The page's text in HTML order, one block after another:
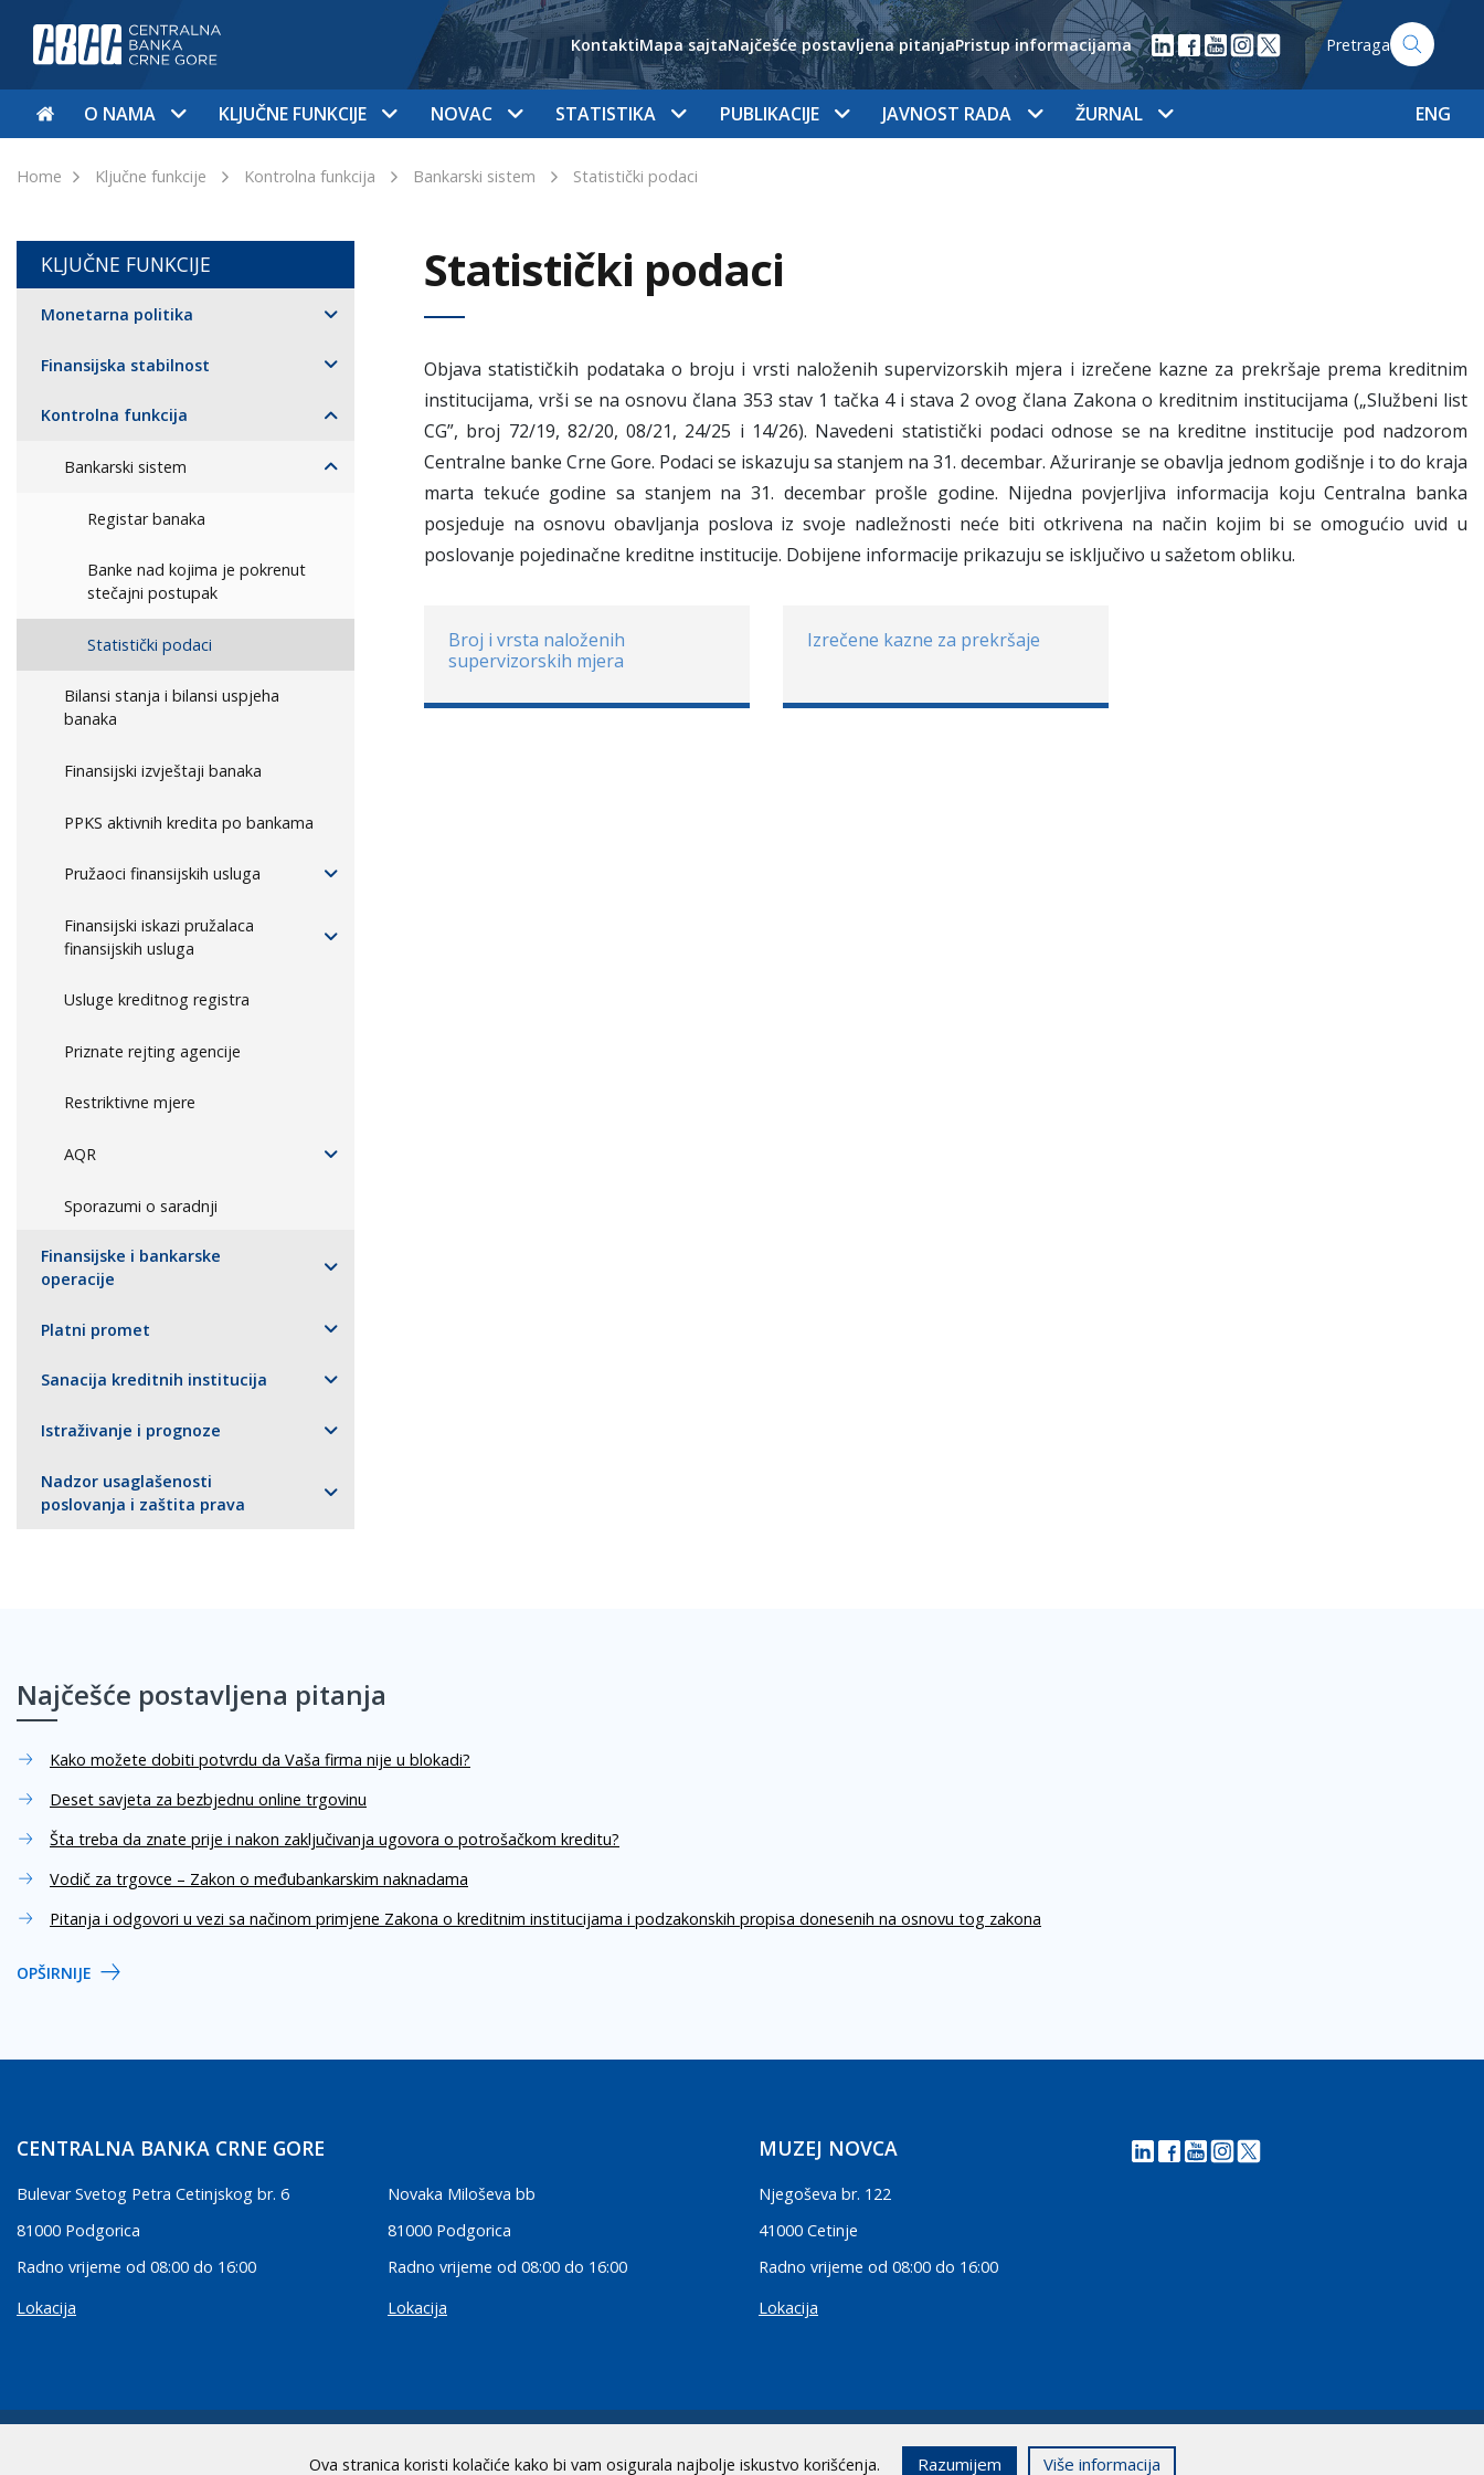
Ova stranica koristi kolačiće kako bi vam osigurala najbolje iskustvo korišćenja. Razumijem Više informacija
KontaktiMapa sajtaNajčešće postavljena pitanjaPristup informacijama Pretraga
O NAMA KLJUČNE FUNKCIJE NOVAC STATISTIKA PUBLIKACIJE JAVNOST RADA ŽURNAL ENG
Home Ključne funkcije Kontrolna funkcija Bankarski sistem Statistički podaci
KLJUČNE FUNKCIJE
Monetarna politika
Finansijska stabilnost
Kontrolna funkcija
Bankarski sistem
Registar banaka
Banke nad kojima je pokrenut
stečajni postupak
Statistički podaci
Bilansi stanja i bilansi uspjeha
banaka
Finansijski izvještaji banaka
PPKS aktivnih kredita po bankama
Pružaoci finansijskih usluga
Finansijski iskazi pružalaca
finansijskih usluga
Usluge kreditnog registra
Priznate rejting agencije
Restriktivne mjere
AQR
Sporazumi o saradnji
Finansijske i bankarske
operacije
Platni promet
Sanacija kreditnih institucija
Istraživanje i prognoze
Nadzor usaglašenosti
poslovanja i zaštita prava
Statistički podaci
Objava statističkih podataka o broju i vrsti naloženih supervizorskih mjera i izrečene kazne za prekršaje prema kreditnim
institucijama, vrši se na osnovu člana 353 stav 1 tačka 4 i stava 2 ovog člana Zakona o kreditnim institucijama („Službeni list
CG”, broj 72/19, 82/20, 08/21, 24/25 i 14/26). Navedeni statistički podaci odnose se na kreditne institucije pod nadzorom
Centralne banke Crne Gore. Podaci se iskazuju sa stanjem na 31. decembar. Ažuriranje se obavlja jednom godišnje i to do kraja
marta tekuće godine sa stanjem na 31. decembar prošle godine. Nijedna povjerljiva informacija koju Centralna banka
posjeduje na osnovu obavljanja poslova iz svoje nadležnosti neće biti otkrivena na način kojim bi se omogućio uvid u
poslovanje pojedinačne kreditne institucije. Dobijene informacije prikazuju se isključivo u sažetom obliku.
Broj i vrsta naloženih
supervizorskih mjera
Izrečene kazne za prekršaje
Najčešće postavljena pitanja
Kako možete dobiti potvrdu da Vaša firma nije u blokadi?
Deset savjeta za bezbjednu online trgovinu
Šta treba da znate prije i nakon zaključivanja ugovora o potrošačkom kreditu?
Vodič za trgovce – Zakon o međubankarskim naknadama
Pitanja i odgovori u vezi sa načinom primjene Zakona o kreditnim institucijama i podzakonskih propisa donesenih na osnovu tog zakona
OPŠIRNIJE
CENTRALNA BANKA CRNE GORE
Bulevar Svetog Petra Cetinjskog br. 6
81000 Podgorica
Radno vrijeme od 08:00 do 16:00
Lokacija
Novaka Miloševa bb
81000 Podgorica
Radno vrijeme od 08:00 do 16:00
Lokacija
MUZEJ NOVCA
Njegoševa br. 122
41000 Cetinje
Radno vrijeme od 08:00 do 16:00
Lokacija
2026 CBCG | Sva prava zadržana.